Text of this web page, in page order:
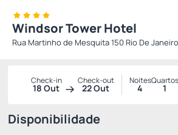
Windsor Tower Hotel
Rua Martinho de Mesquita 150 Rio De Janeiro
Check-in
18 Out
Check-out
22 Out
Noites
4
Quartos
1
Disponibilidade